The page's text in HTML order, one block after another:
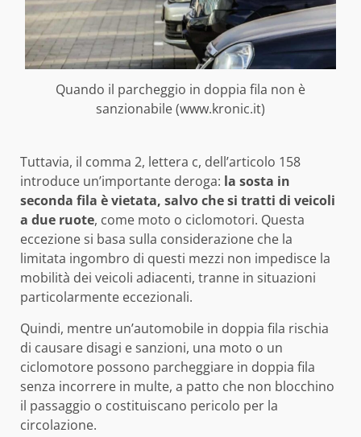
Quando il parcheggio in doppia fila non è
sanzionabile (www.kronic.it)
Tuttavia, il comma 2, lettera c, dell’articolo 158
introduce un’importante deroga: la sosta in
seconda fila è vietata, salvo che si tratti di veicoli
a due ruote, come moto o ciclomotori. Questa
eccezione si basa sulla considerazione che la
limitata ingombro di questi mezzi non impedisce la
mobilità dei veicoli adiacenti, tranne in situazioni
particolarmente eccezionali.
Quindi, mentre un’automobile in doppia fila rischia
di causare disagi e sanzioni, una moto o un
ciclomotore possono parcheggiare in doppia fila
senza incorrere in multe, a patto che non blocchino
il passaggio o costituiscano pericolo per la
circolazione.